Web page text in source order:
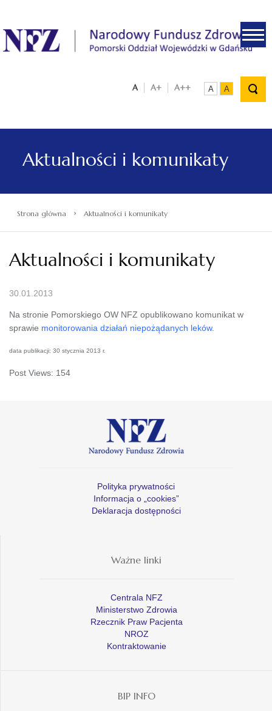
.
A A+ A++ A A
Aktualności i komunikaty
Strona główna › Aktualności i komunikaty
Aktualności i komunikaty
30.01.2013
Na stronie Pomorskiego OW NFZ opublikowano komunikat w
sprawie monitorowania działań niepożądanych leków.
data publikacji: 30 stycznia 2013 r.
Post Views: 154
Polityka prywatności
Informacja o „cookies”
Deklaracja dostępności
Ważne linki
Centrala NFZ
Ministerstwo Zdrowia
Rzecznik Praw Pacjenta
NROZ
Kontraktowanie
BIP INFO